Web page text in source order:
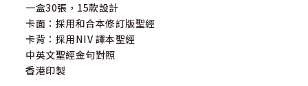
一盒30張，15款設計
卡面：採用和合本修訂版聖經
卡背：採用NIV 譯本聖經
中英文聖經金句對照
香港印製